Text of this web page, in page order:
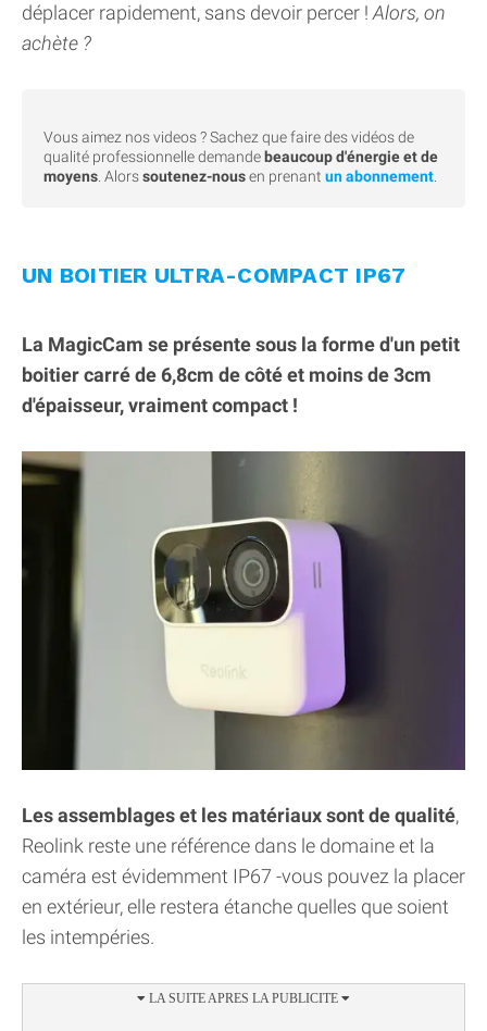
déplacer rapidement, sans devoir percer ! Alors, on
achète ?
Vous aimez nos videos ? Sachez que faire des vidéos de
qualité professionnelle demande beaucoup d'énergie et de
moyens . Alorssoutenez-nousen prenant un abonnement
UN BOITIER ULTRA-COMPACT IP67
La MagicCam se présente sous la forme d'un petit
boitier carré de 6,8cm de côté et moins de 3cm
d'épaisseur, vraiment compact !
Les assemblages et les matériaux sont de qualité,
Reolink reste une référence dans le domaine et la
caméra est évidemment IP67 -vous pouvez la placer
en extérieur, elle restera étanche quelles que soient
les intempéries.